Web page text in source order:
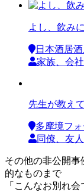
よし、飲み
日本酒居
家族、会
先生が教え
多摩境フ
同僚、友
その他の非公開事
的なものまで
「こんなお別れ